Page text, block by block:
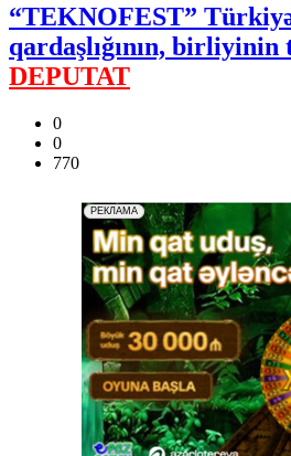
“TEKNOFEST”
qardaşlığının,
DEPUTAT
0
0
770